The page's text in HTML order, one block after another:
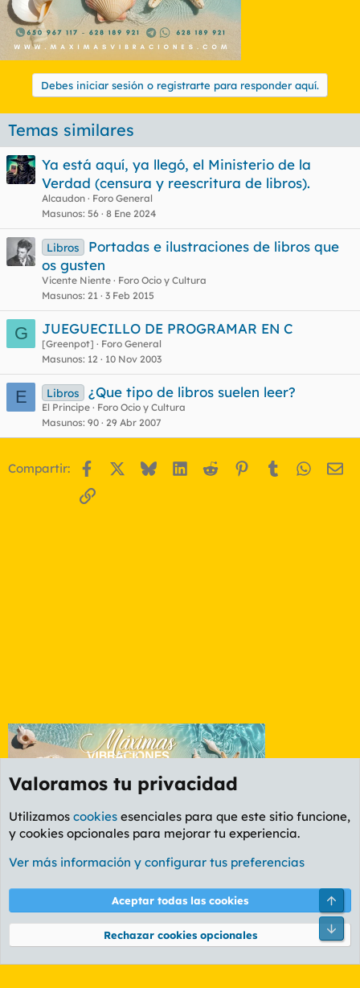
Debes iniciar sesión o registrarte para responder aquí.
Temas similares
Ya está aquí, ya llegó, el Ministerio de la
Verdad (censura y reescritura de libros).
Alcaudon
Foro General
Masunos 56 8 Ene 2024
Libros
Portadas e ilustraciones de libros que
os gusten
Vicente Niente
Foro Ocio y Cultura
Masunos 21 3 Feb 2015
G JUEGUECILLO DE PROGRAMAR EN C
[Greenpot]
Foro General
Masunos 12 10 Nov 2003
E Libros ¿Que tipo de libros suelen leer?
El Principe
Foro Ocio y Cultura
Masunos 90 29 Abr 2007
Compartir: Facebook BlueskyLinkedIn
Reddit Pinterest
Tumblr
Enlace
Foro General
Cookies
PL OLDSTYLE AMARILLO
Términos y reglas Política de privacidad Ayuda
Community platform by XenForo® © 2010-2026 XenForo Ltd.
Valoramos tu privacidad
Utilizamos cookies esenciales para que este sitio funcione,
y cookies opcionales para mejorar tu experiencia.
Ver más información y configurar tus preferencias
Aceptar todas las cookies
Rechazar cookies opcionales
Pie